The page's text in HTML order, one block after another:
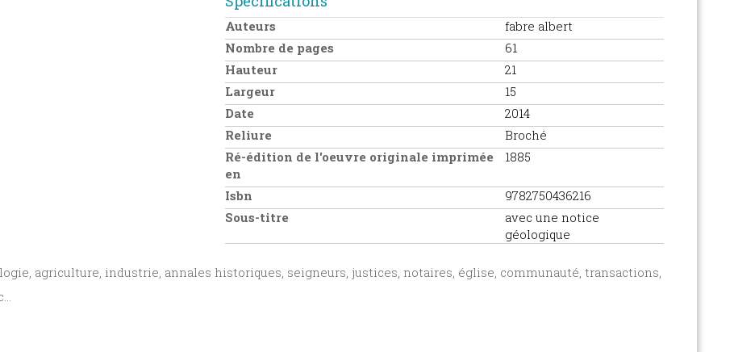
Auteurs
fabre albert
Nombre de pages
61
Hauteur
21
Largeur
15
Date
2014
Reliure
Broché
Ré-édition de l'oeuvre originale imprimée
en
1885
Isbn
9782750436216
Sous-titre
avec une notice
géologique
agriculture, industrie, annales historiques, seigneurs, justices, notaires, église, communauté, transactions,